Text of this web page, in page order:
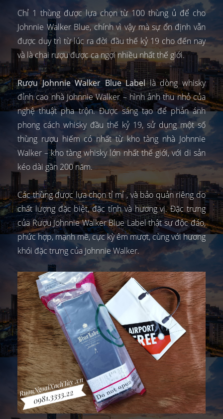
Chỉ 1 thùng được lựa chọn từ 100 thùng ủ để cho
Johnnie Walker Blue, chính vì vậy mà sự ổn định vẫn
được duy trì từ lúc ra đời đầu thế kỷ 19 cho đến nay
và là chai rượu được ca ngợi nhiều nhất thế giới.
Rượu Johnnie Walker Blue Labellà dòng whisky
đỉnh cao nhà Johnnie Walker – hình ảnh thu nhỏ của
nghệ thuật pha trộn. Được sáng tạo để phản ánh
phong cách whisky đầu thế kỷ 19, sử dụng một số
thùng rượu hiếm có nhất từ kho tàng nhà Johnnie
Walker – kho tàng whisky lớn nhất thế giới, với di sản
kéo dài gần 200 năm.
Các thùng được lựa chọn tỉ mỉ , và bảo quản riêng do
chất lượng đặc biệt, đặc tính và hương vị. Đặc trưng
của Rượu Johnnie Walker Blue Label thật sự độc đáo,
phức hợp, mạnh mẽ, cực kỳ êm mượt, cùng với hương
khói đặc trưng của Johnnie Walker.